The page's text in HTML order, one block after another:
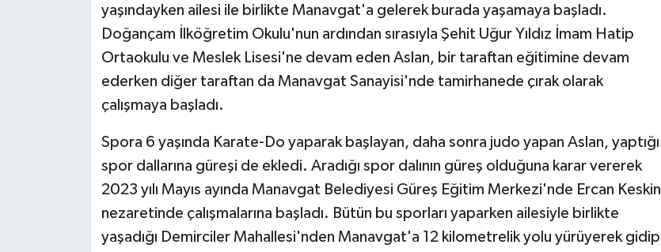
yaşındayken ailesi ile birlikte Manavgat'a gelerek burada yaşamaya başladı.
Doğançam İlköğretim Okulu'nun ardından sırasıyla Şehit Uğur Yıldız İmam Hatip
Ortaokulu ve Meslek Lisesi'ne devam eden Aslan, bir taraftan eğitimine devam
ederken diğer taraftan da Manavgat Sanayisi'nde tamirhanede çırak olarak
çalışmaya başladı.
Spora 6 yaşında Karate-Do yaparak başlayan, daha sonra judo yapan Aslan, yaptığı
spor dallarına güreşi de ekledi. Aradığı spor dalının güreş olduğuna karar vererek
2023 yılı Mayıs ayında Manavgat Belediyesi Güreş Eğitim Merkezi'nde Ercan Keskin
nezaretinde çalışmalarına başladı. Bütün bu sporları yaparken ailesiyle birlikte
yaşadığı Demirciler Mahallesi'nden Manavgat'a 12 kilometrelik yolu yürüyerek gidip